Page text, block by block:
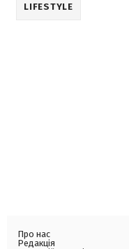
LIFESTYLE
Про нас
Редакція